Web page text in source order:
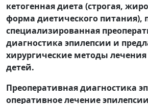
кетогенная диета (строгая,
форма диетического питания),
специализированная
диагностика эпилепсии и
хирургические методы
детей.
Преоперативная диагностика
оперативное лечение